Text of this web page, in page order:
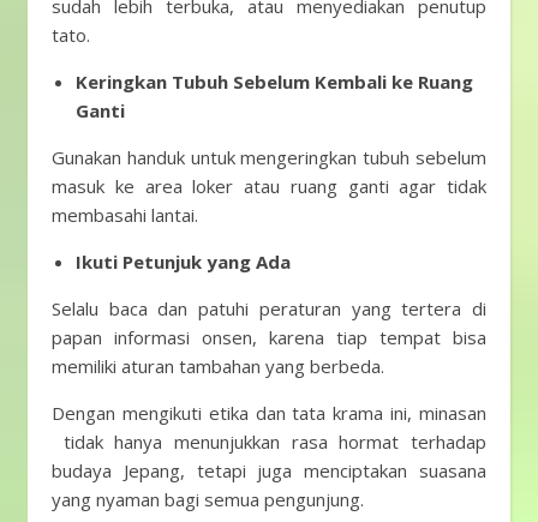
sudah lebih terbuka, atau menyediakan penutup
tato.
Keringkan Tubuh Sebelum Kembali ke Ruang
Ganti
Gunakan handuk untuk mengeringkan tubuh sebelum
masuk ke area loker atau ruang ganti agar tidak
membasahi lantai.
Ikuti Petunjuk yang Ada
Selalu baca dan patuhi peraturan yang tertera di
papan informasi onsen, karena tiap tempat bisa
memiliki aturan tambahan yang berbeda.
Dengan mengikuti etika dan tata krama ini, minasan
tidak hanya menunjukkan rasa hormat terhadap
budaya Jepang, tetapi juga menciptakan suasana
yang nyaman bagi semua pengunjung.